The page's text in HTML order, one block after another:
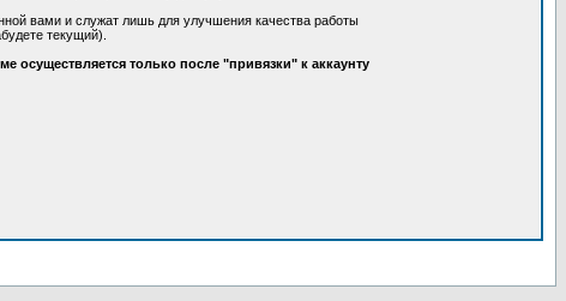
вами и служат лишь для улучшения качества работы
текущий).
осуществляется только после "привязки" к аккаунту